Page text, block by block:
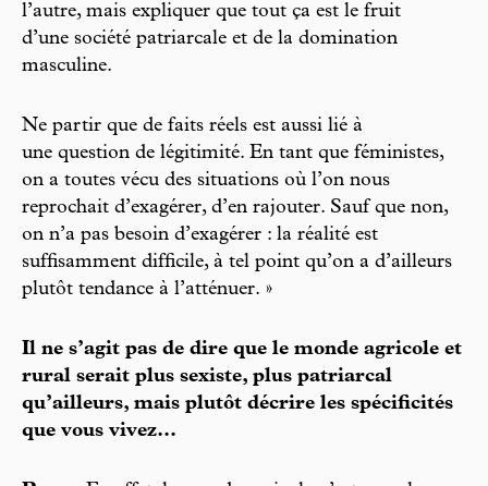
l’autre, mais expliquer que tout ça est le fruit
d’une société patriarcale et de la domination
masculine.
Ne partir que de faits réels est aussi lié à
une question de légitimité. En tant que féministes,
on a toutes vécu des situations où l’on nous
reprochait d’exagérer, d’en rajouter. Sauf que non,
on n’a pas besoin d’exagérer : la réalité est
suffisamment difficile, à tel point qu’on a d’ailleurs
plutôt tendance à l’atténuer. »
Il ne s’agit pas de dire que le monde agricole et
rural serait plus sexiste, plus patriarcal
qu’ailleurs, mais plutôt décrire les spécificités
que vous vivez...